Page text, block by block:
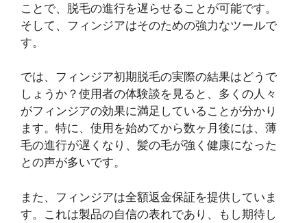
ことで、脱毛の進行を遅らせることが可能です。
そして、フィンジアはそのための強力なツールで
す。
では、フィンジア初期脱毛の実際の結果はどうで
しょうか？使用者の体験談を見ると、多くの人々
がフィンジアの効果に満足していることが分かり
ます。特に、使用を始めてから数ヶ月後には、薄
毛の進行が遅くなり、髪の毛が強く健康になった
との声が多いです。
また、フィンジアは全額返金保証を提供していま
す。これは製品の自信の表れであり、もし期待し